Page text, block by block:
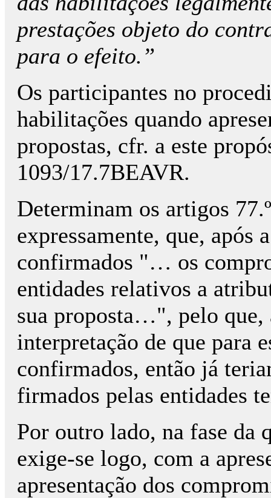
prestações objeto do
para o efeito.”
Os participantes no
habilitações quando
propostas, cfr. a este
1093/17.7BEAVR.
Determinam os artigos
expressamente, que, após
confirmados "… os
entidades relativos a
sua proposta…", pelo que,
interpretação de que para
confirmados, então já
firmados pelas entidades
Por outro lado, na fase da
exige-se logo, com a
apresentação dos